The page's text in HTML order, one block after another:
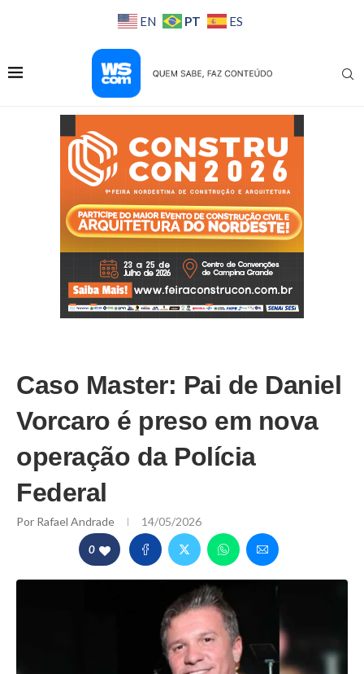
EN PT ES
Caso Master: Pai de Daniel
Vorcaro é preso em nova
operação da Polícia
Federal
Por Rafael Andrade 14/05/2026
0